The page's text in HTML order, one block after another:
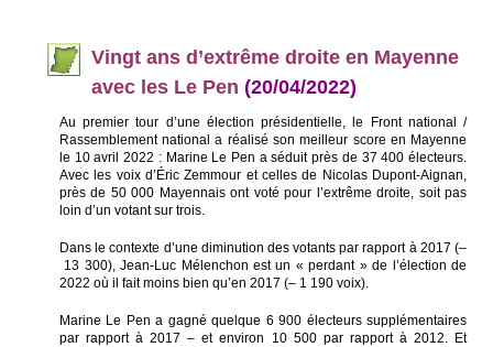
Vingt ans d’extrême droite en Mayenne
avec les Le Pen (20/04/2022)
Au premier tour d’une élection présidentielle, le Front national /
Rassemblement national a réalisé son meilleur score en Mayenne
le 10 avril 2022 : Marine Le Pen a séduit près de 37 400 électeurs.
Avec les voix d’Éric Zemmour et celles de Nicolas Dupont-Aignan,
près de 50 000 Mayennais ont voté pour l’extrême droite, soit pas
loin d’un votant sur trois.
Dans le contexte d’une diminution des votants par rapport à 2017 (–
13 300), Jean-Luc Mélenchon est un « perdant » de l’élection de
2022 où il fait moins bien qu’en 2017 (– 1 190 voix).
Marine Le Pen a gagné quelque 6 900 électeurs supplémentaires
par rapport à 2017 – et environ 10 500 par rapport à 2012. Et